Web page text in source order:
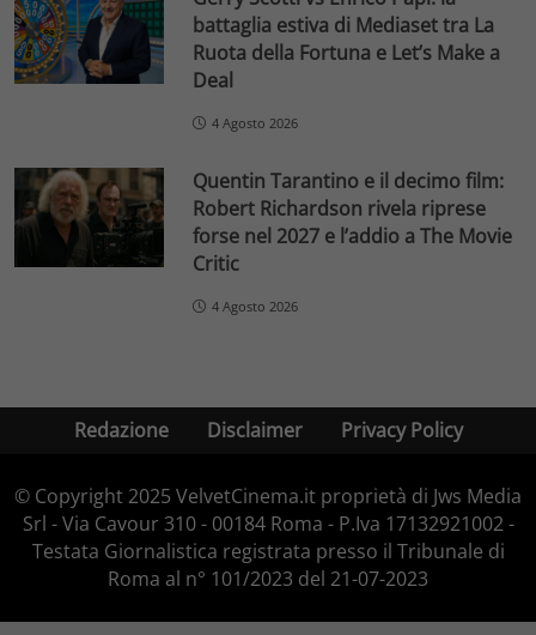
battaglia estiva di Mediaset tra La
Ruota della Fortuna e Let’s Make a
Deal
4 Agosto 2026
Quentin Tarantino e il decimo film:
Robert Richardson rivela riprese
forse nel 2027 e l’addio a The Movie
Critic
4 Agosto 2026
Redazione Disclaimer Privacy Policy
© Copyright 2025 VelvetCinema.it proprietà di Jws Media
Srl - Via Cavour 310 - 00184 Roma - P.Iva 17132921002 -
Testata Giornalistica registrata presso il Tribunale di
Roma al n° 101/2023 del 21-07-2023